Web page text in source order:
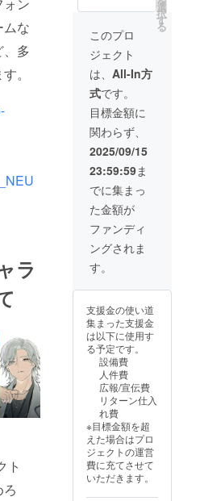
な
、多
。
ラ
ト
の正式リ
リースより
一年が経
ち、第二世
代（Muon /
ミューオ
ン）へと進
化いたしま
した。アル
ゴリズム・
モデルなど
全面的にリ
ニューアル
を実施しま
した。第二
世代（Muon
ン）では最
新の生成AIモ
デル、
Diffusionモデ
ルを採用
し、より肉
声感の高い
歌唱表現豊
かな音声の
生成が可能
掲載(大)
※掲載方
法：文
字の
み、ロ
ゴ／バ
ナーの
掲載は
不可 ※
支援
時、必
ず備考
欄に掲
載を希
望され
るお名
前をご
記入く
ださ
い。
選
択
す
る
このプロ
ジェクト
は、 All-In方
式です。
目標金額に
関わらず、
2025/09/15
23:59:59ま
でに集まっ
た金額が
ファンディ
ングされま
す。
支援金の使い道
集まった支援金
は以下に使用す
る予定です。
設備費
人件費
広報/宣伝費
リターン仕入
れ費
※目標金額を超
えた場合はプロ
ジェクトの運営
費に充てさせて
いただきます。